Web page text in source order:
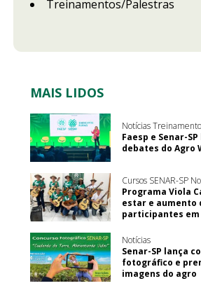
Treinamentos/Palestras
MAIS LIDOS
Notícias
Faesp e Senar-
debates do Agro
Cursos SENAR-SP
Programa Viola
estar e aumento
participantes em
Notícias
Senar-SP lança
fotográfico e
imagens do agro